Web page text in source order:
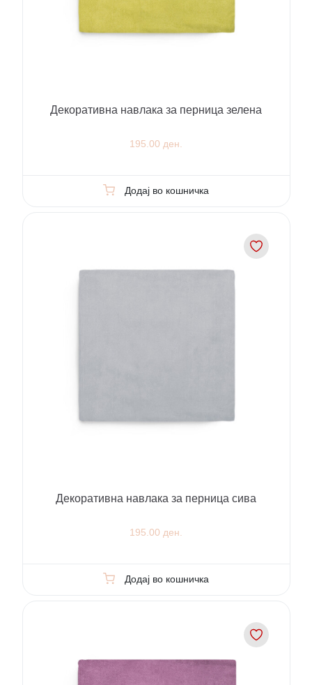
Декоративна навлака за перница зелена
195.00 ден.
Додај во кошничка
Декоративна навлака за перница сива
195.00 ден.
Додај во кошничка